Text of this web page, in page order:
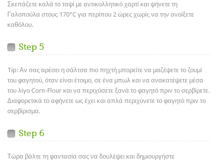
Σκεπάζετε καλά το ταψί με αντικολλητικό χαρτί και ψήνετε τη
Γαλοπούλα στους 170°C για περίπου 2 ώρες χωρίς να την ανοίξετε
καθόλου.
Step 5
Tip: Αν σας αρέσει η σάλτσα πιο πηχτή μπορείτε να μαζέψετε το ζουμί
του φαγητού, όταν είναι έτοιμο, σε ένα μπωλ και να ανακατέψετε μέσα
του λίγο Corn-Flour και να περιχύσετε ξανά το φαγητό πριν το σερβίρετε.
Διαφορετικά το αφήνετε ως έχει και απλά περιχύνετε το φαγητό πριν το
σερβίρισμα.
Step 6
Τώρα βάλτε τη φαντασία σας να δουλέψει και δημιουργήστε